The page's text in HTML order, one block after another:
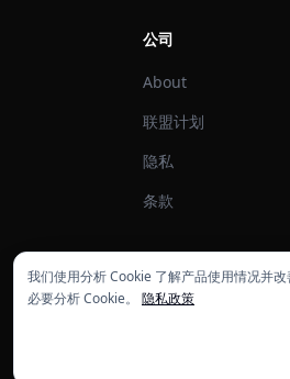
公司
About
联盟计划
隐私
条款
我们使用分析 Cookie 了解产品使用情况并
必要分析 Cookie。
隐私政策